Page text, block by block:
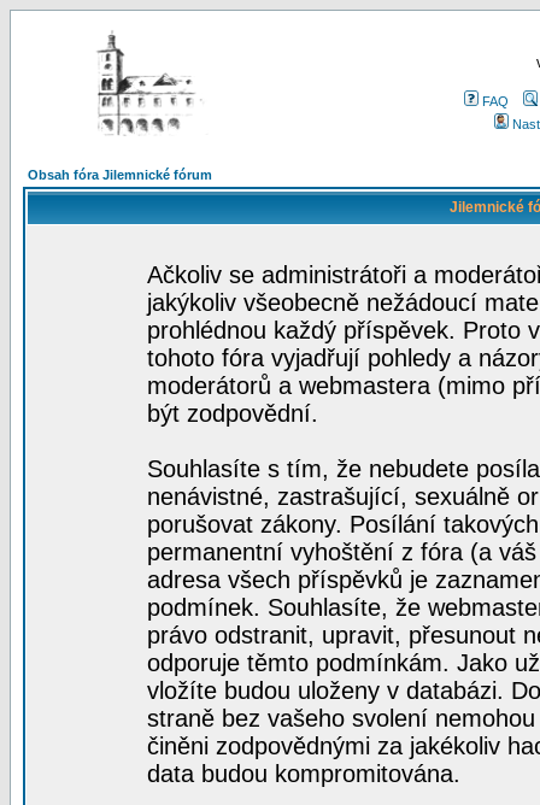
FAQ
Obsah fóra Jilemnické fórum
Jilemnické
Ačkoliv se administrátoři a
jakýkoliv všeobecně nežádoucí
prohlédnou každý příspěvek. Proto
tohoto fóra vyjadřují pohledy a
moderátorů a webmastera (mimo
být zodpovědní.
Souhlasíte s tím, že nebudete
nenávistné, zastrašující, sexuálně
porušovat zákony. Posílání
permanentní vyhoštění z fóra (a
adresa všech příspěvků je
podmínek. Souhlasíte, že
právo odstranit, upravit, přesunout
odporuje těmto podmínkám. Jako
vložíte budou uloženy v databázi.
straně bez vašeho svolení
činěni zodpovědnými za jakékoliv
data budou kompromitována.